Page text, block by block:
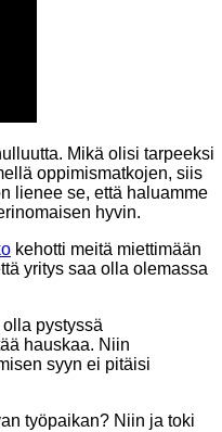
Mikä olisi tarpeeksi
oppimismatkojen, siis
lienee se, että haluamme
hyvin.
kehotti meitä miettimään
yritys saa olla olemassa
pystyssä
hauskaa. Niin
syyn ei pitäisi
työpaikan? Niin ja toki